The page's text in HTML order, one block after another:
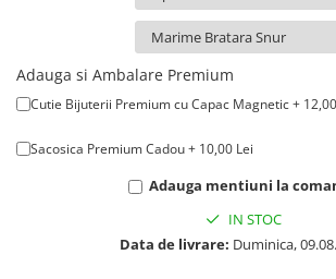
Adauga si Ambalare Premium
Cutie Bijuterii Premium cu Capac Magnetic +
Sacosica Premium Cadou + 10,00 Lei
Adauga mentiuni la
IN STOC
Data de livrare: Duminica,